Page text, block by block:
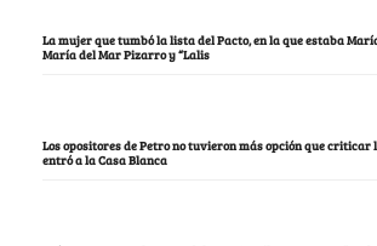
La mujer que tumbó la lista del Pacto, en la que estaba
María del Mar Pizarro y “Lalis
Los opositores de Petro no tuvieron más opción que
entró a la Casa Blanca